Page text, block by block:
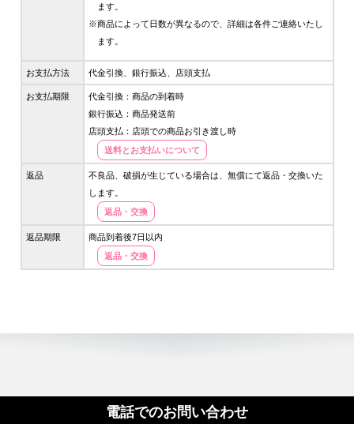
ます。
商品によって日数が異なるので、詳細は各件ご連絡いたし
ます。
お支払方法 代金引換、銀行振込、店頭支払
お支払期限
代金引換：商品の到着時
銀行振込：商品発送前
店頭支払：店頭での商品お引き渡し時
送料とお支払いについて
返品
不良品、破損が生じている場合は、無償にて返品・交換いた
します。
返品・交換
返品期限
商品到着後7日以内
返品・交換
電話でのお問い合わせ